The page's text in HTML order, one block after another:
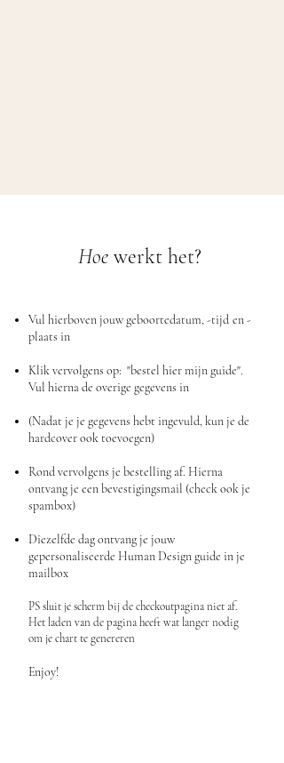
Hoe werkt het?
Vul hierboven jouw geboortedatum, -tijd en -
plaats in
Klik vervolgens op: "bestel hier mijn guide".
Vul hierna de overige gegevens in​
(Nadat je je gegevens hebt ingevuld, kun je de
hardcover ook toevoegen)​
Rond vervolgens je bestelling af. Hierna
ontvang je een bevestigingsmail (check ook je
spambox)​
Diezelfde dag ontvang je jouw
gepersonaliseerde Human Design guide in je
mailbox
PS sluit je scherm bij de checkoutpagina niet af.
Het laden van de pagina heeft wat langer nodig
om je chart te genereren
Enjoy!